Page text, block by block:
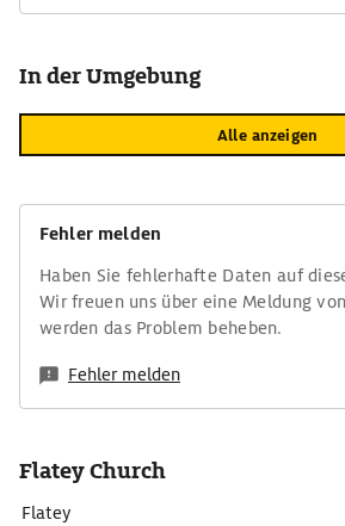
In der Umgebung
Alle anzeigen
Fehler melden
Haben Sie fehlerhafte Daten auf
Wir freuen uns über eine Meldung
werden das Problem beheben.
Fehler melden
Flatey Church
Flatey